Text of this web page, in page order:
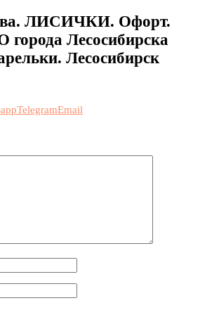
ЛИСИЧКИ. Офорт.
Лесосибирска
Лесосибирск
TelegramEmail